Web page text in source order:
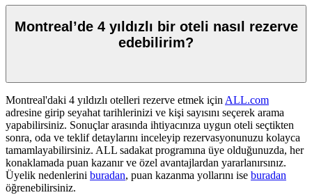
Montreal’de 4 yıldızlı bir oteli nasıl rezerve
edebilirim?
Montreal'daki 4 yıldızlı otelleri rezerve etmek için ALL.com
adresine girip seyahat tarihlerinizi ve kişi sayısını seçerek arama
yapabilirsiniz. Sonuçlar arasında ihtiyacınıza uygun oteli seçtikten
sonra, oda ve teklif detaylarını inceleyip rezervasyonunuzu kolayca
tamamlayabilirsiniz. ALL sadakat programına üye olduğunuzda, her
konaklamada puan kazanır ve özel avantajlardan yararlanırsınız.
Üyelik nedenlerini buradan, puan kazanma yollarını ise buradan
öğrenebilirsiniz.